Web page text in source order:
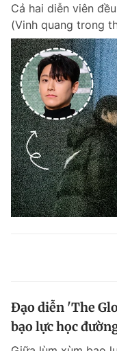
Cả hai diễn viên
(Vinh quang trong
Đạo diễn 'The
bạo lực học